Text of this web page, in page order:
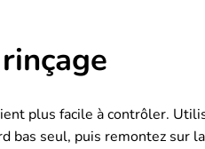
plus facile à contrôler.
bas seul, puis remontez sur